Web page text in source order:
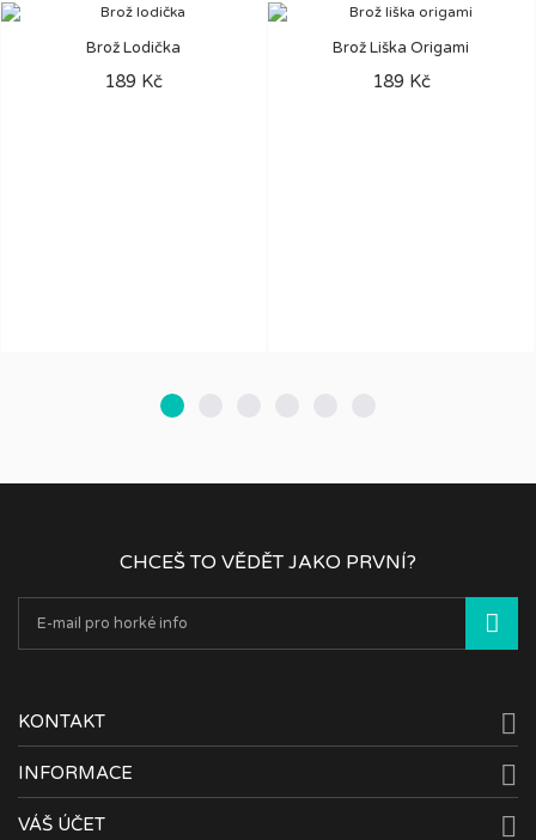
Brož Lodička
189 Kč
Brož Liška Origami
189 Kč
CHCEŠ TO VĚDĚT JAKO PRVNÍ?
KONTAKT 
INFORMACE 
VÁŠ ÚČET 